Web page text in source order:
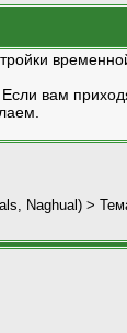
вам
Naghual) >